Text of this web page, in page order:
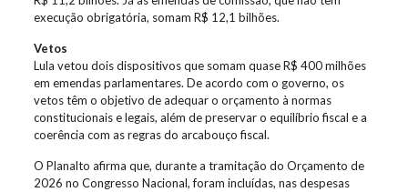
execução obrigatória, somam R$ 12,1 bilhões.
Vetos
Lula vetou dois dispositivos que somam quase R$ 400 milhões
em emendas parlamentares. De acordo com o governo, os
vetos têm o objetivo de adequar o orçamento à normas
constitucionais e legais, além de preservar o equilíbrio fiscal e a
coerência com as regras do arcabouço fiscal.
O Planalto afirma que, durante a tramitação do Orçamento de
2026 no Congresso Nacional, foram incluídas, nas despesas